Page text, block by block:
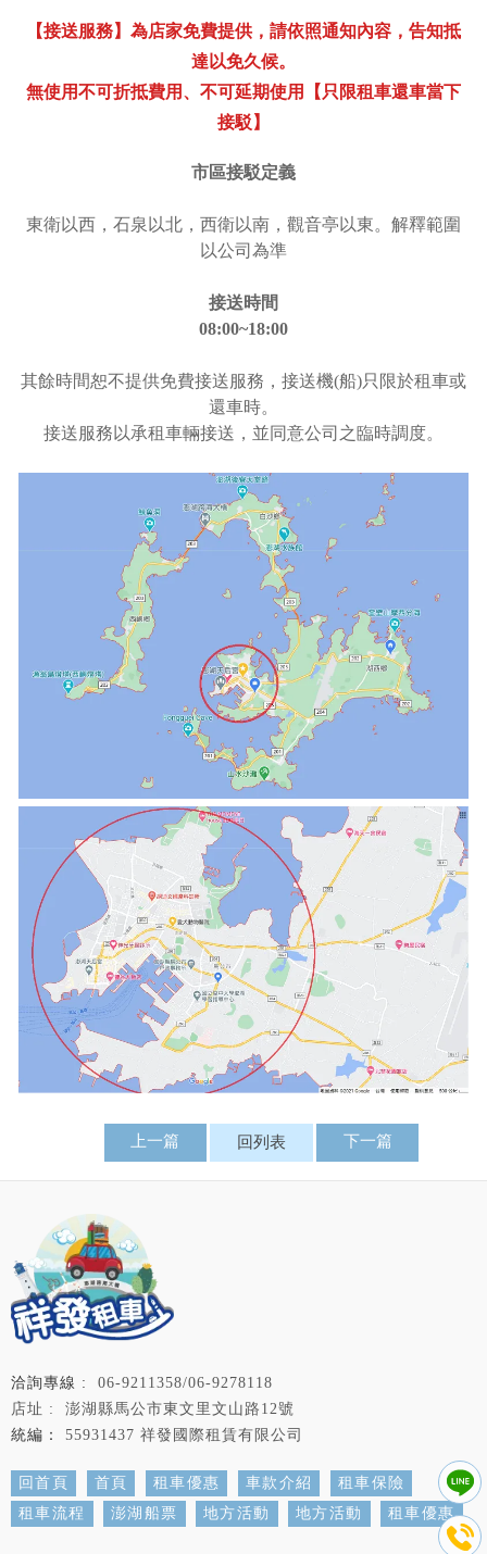
【接送服務】為店家免費提供，請依照通知內容，告知抵
達以免久候。
無使用不可折抵費用、不可延期使用【只限租車還車當下
接駁】
市區接駁定義
東衛以西，石泉以北，西衛以南，觀音亭以東。解釋範圍
以公司為準
接送時間
08:00~18:00
其餘時間恕不提供免費接送服務，接送機(船)只限於租車或
還車時。
接送服務以承租車輛接送，並同意公司之臨時調度。
上一篇 回列表 下一篇
06-9211358/06-9278118
55931437 祥發國際租賃有限公司
澎湖縣馬公市東文里文山路12號
回首頁 首頁 租車優惠 車款介紹
租車保險
租車流程
澎湖船票 地方活動 地方活動 租車優惠